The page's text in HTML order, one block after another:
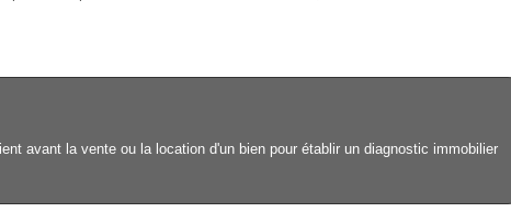
avant la vente ou la location d'un bien pour établir un diagnostic immobilier